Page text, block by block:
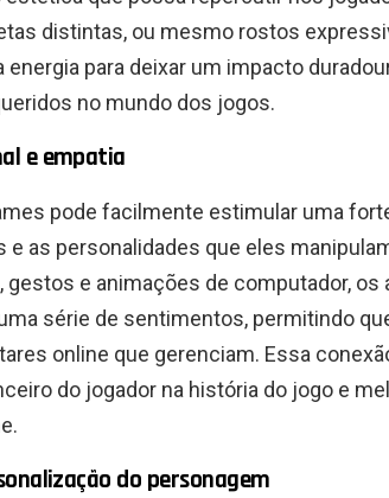
distintas, ou mesmo rostos
energia para deixar um impacto
no mundo dos jogos.
e empatia
pode facilmente estimular uma
e as personalidades que eles
gestos e animações de computador, os
série de sentimentos, permitindo
online que gerenciam. Essa
do jogador na história do jogo e
do personagem